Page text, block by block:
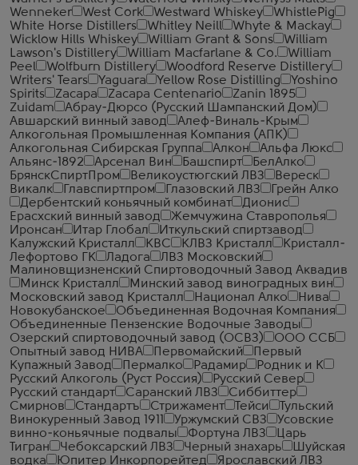
Wenneker
West Cork Westward Whiskey
WhistlePig
White Horse Distillers
Whitley Neill
Whyte & Mackay
Wicklow Hills Whiskey
William Grant & Sons
William
Lawson's Distillery
William Macfarlane & Co.
William
Peel
Wolfburn Distillery
Woodford Reserve Distillery
Writers' Tears
Yaguara Yellow Rose Distilling
Yoshino
Spirits
Zacapa Zacapa Centenario
Zanin 1895
Zuidam
Абрау-Дюрсо (Русский Шампанский Дом)
Авшарский винный завод
Алеф-Виналь-Крым
Алкогольная Промышленная Компания (АПК)
Алкогольная Сибирская Группа
Алкон
Альфа Люкс
Альянс-1892
Арсенал Вин Башспирт
БелАлко
БрянскСпиртПром
Великоустюгский ЛВЗ
Вереск
Викалк
Главспиртпром Глазовский ЛВЗ
Грейн Алко
Дербентский коньячный комбинат
Дионис
Ерасхский винный завод
Жемчужина Ставрополья
Иронсан
Итар Глобал
Иткульский спиртзавод
Калужский Кристалл
КВС КЛВЗ Кристалл
Кристалл-
Лефортово ГК
Ладога
ЛВЗ Московский
Малиновщизненский Спиртоводочный Завод Аквадив
Минск Кристалл
Минский завод виноградных вин
Московский завод Кристалл
Национал Алко
Нива
Новокубанское
Объединенная Водочная Компания
Объединенные Пензенские Водочные Заводы
Озерский спиртоводочный завод (ОСВЗ)
ООО ССБ
Опытный завод НИВА
Первомайский
Первый
Купажный Завод
Пермалко Радамир
Родник и К
Русский Алкоголь (Руст Россия)
Русский Север
Русский стандарт
Саранский ЛВЗ
Сиббиттер
Смирнов
Стандартъ Стрижамент Тейси
Тульский
Винокуренный Завод 1911
Уржумский СВЗ
Усовские
винно-коньячные подвалы
Фортуна ЛВЗ
Царь
Тигран
Чебоксарский ЛВЗ Черный знахарь
Шуйская
водка
Юпитер Инкорпорейтед
Ярославский ЛВЗ